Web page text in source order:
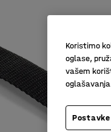
Koristimo
oglase,
vašem